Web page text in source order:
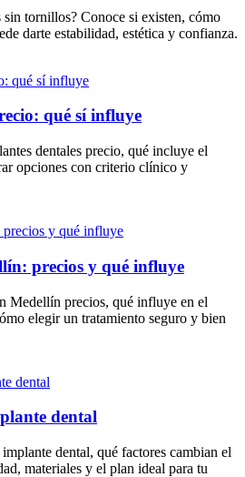
sin tornillos? Conoce si existen, cómo
darte estabilidad, estética y confianza.
qué sí influye
dentales precio, qué incluye el
opciones con criterio clínico y
precios y qué influye
Medellín precios, qué influye en el
elegir un tratamiento seguro y bien
dental
dental, qué factores cambian el
materiales y el plan ideal para tu